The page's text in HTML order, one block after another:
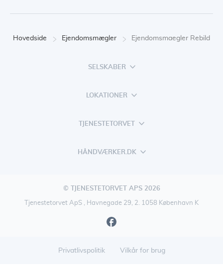
Hovedside Ejendomsmægler Ejendomsmaegler Rebild
SELSKABER
LOKATIONER
TJENESTETORVET
HÅNDVÆRKER.DK
© TJENESTETORVET APS 2026
Tjenestetorvet ApS , Havnegade 29, 2. 1058 København K
Privatlivspolitik Vilkår for brug